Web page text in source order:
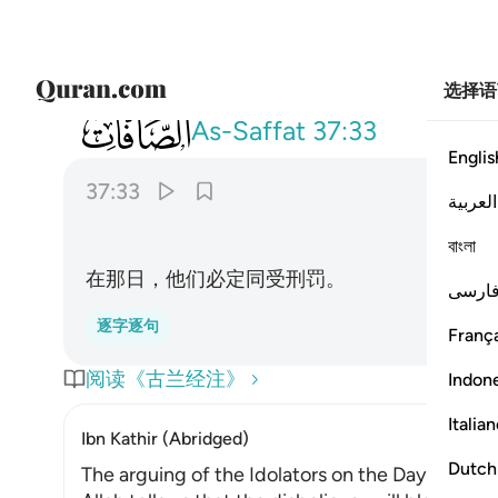
选择
العربية
বাংলা
Dutch
037As-Saffat 37:33
فانهم يوميذ في العذاب مشتركون ٣٣
37:33
在那日，他们必定同受刑罚。
逐字逐句
阅读《古兰经注》
Ibn Kathir (Abridged)
The arguing of the Idolators on the Day of